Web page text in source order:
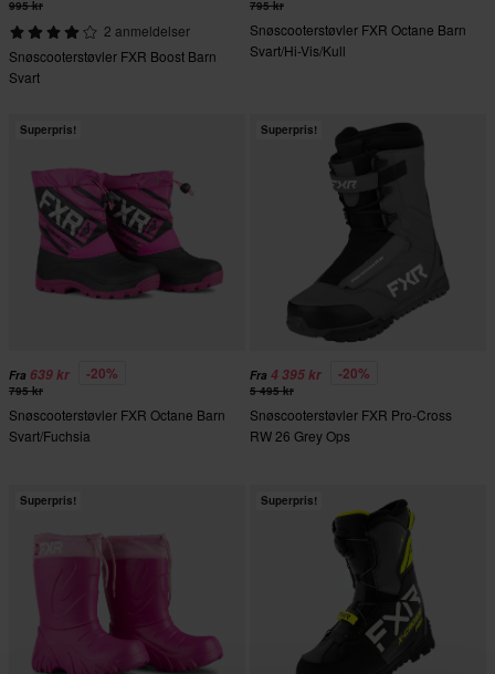
995 kr
2 anmeldelser
Snøscooterstøvler FXR Boost Barn
Svart
795 kr
Snøscooterstøvler FXR Octane Barn
Svart/Hi-Vis/Kull
Superpris!
Fra 639 kr -20%
795 kr
Snøscooterstøvler FXR Octane Barn
Svart/Fuchsia
Superpris!
Fra 4 395 kr -20%
5 495 kr
Snøscooterstøvler FXR Pro-Cross
RW 26 Grey Ops
Superpris! Superpris!